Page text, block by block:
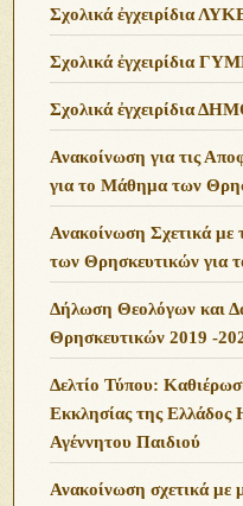
Σχολικά ἐγχειρίδια
Σχολικά ἐγχειρίδια
Σχολικά ἐγχειρίδια
Ανακοίνωση για τις
για το Μάθημα των
Ανακοίνωση Σχετικά
των Θρησκευτικών για
Δήλωση Θεολόγων και
Θρησκευτικών 2019 -
Δελτίο Τύπου:
Εκκλησίας της Ελλάδος
Αγέννητου Παιδιού
Ανακοίνωση σχετικά με